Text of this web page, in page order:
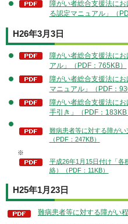
障がい者総合支援法に
る認定マニュアル」（
H26年3月3日
障がい者総合支援法に
アル」（PDF：765KB）
障がい者総合支援法に
マニュアル」（PDF：
障がい者総合支援法に
手引き」（PDF：183KB
難病患者等に対する障がい
（PDF：247KB）
※
平成26年1月15日付け「各
絡）（PDF：11KB）
H25年1月23日
難病患者等に対する障がい